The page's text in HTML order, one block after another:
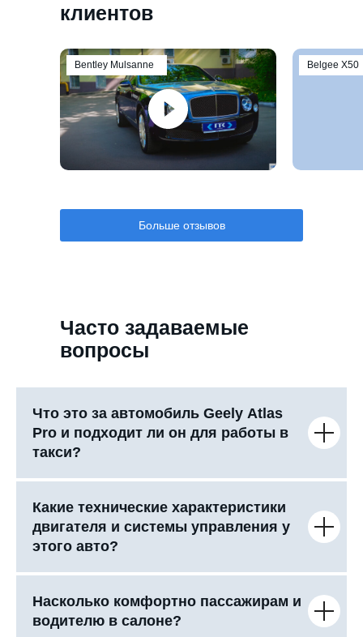
клиентов
Bentley Mulsanne Belgee Х50
Больше отзывов
Часто задаваемые
вопросы
Что это за автомобиль Geely Atlas
Pro и подходит ли он для работы в
такси?
Какие технические характеристики
двигателя и системы управления у
этого авто?
Насколько комфортно пассажирам и
водителю в салоне?